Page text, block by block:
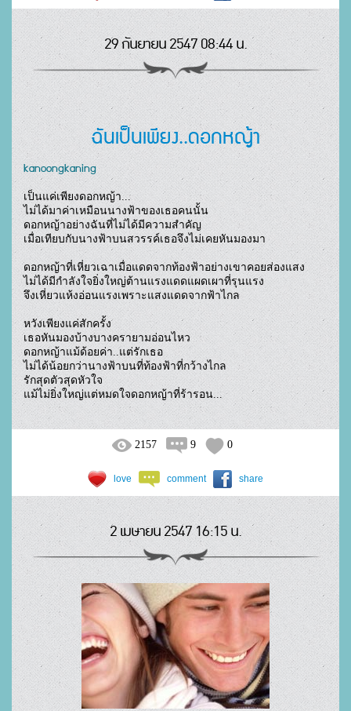
29 กันยายน 2547 08:44 น.
ฉันเป็นเพียง..ดอกหญ้า
kanoongkaning
เป็นแค่เพียงดอกหญ้า...
ไม่ได้มาค่าเหมือนนางฟ้าของเธอคนนั้น
ดอกหญ้าอย่างฉันที่ไม่ได้มีความสำคัญ
เมื่อเทียบกับนางฟ้าบนสวรรค์เธอจึงไม่เคยหันมองมา
ดอกหญ้าที่เหี่ยวเฉาเมื่อแดดจากท้องฟ้าอย่างเขาคอยส่องแสง
ไม่ได้มีกำลังใจยิ่งใหญ่ต้านแรงแดดแผดเผาที่รุนแรง
จึงเหี่ยวแห้งอ่อนแรงเพราะแสงแดดจากฟ้าไกล
หวังเพียงแค่สักครั้ง
เธอหันมองบ้างบางครายามอ่อนไหว
ดอกหญ้าแม้ด้อยค่า..แต่รักเธอ
ไม่ได้น้อยกว่านางฟ้าบนที่ท้องฟ้าที่กว้างไกล
รักสุดตัวสุดหัวใจ
แม้ไม่ยิ่งใหญ่แต่หมดใจดอกหญ้าที่ร้ารอน...
2157 9 0
love comment share
2 เมษายน 2547 16:15 น.